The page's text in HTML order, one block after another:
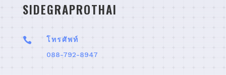
SIDEGRAPROTHAI

โทรศัพท์
088-792-8947